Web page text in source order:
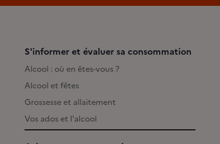
S'informer et évaluer sa consommation
Alcool : où en êtes-vous ?
Alcool et fêtes
Grossesse et allaitement
Vos ados et l'alcool